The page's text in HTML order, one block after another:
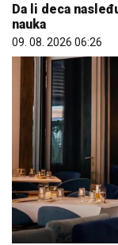
Da li deca
nauka
09. 08. 2026 06:26